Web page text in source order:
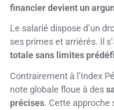
financier devient un
Le salarié dispose d’un
ses primes et arriérés. Il
totale sans limites
Contrairement à l’Index
note globale floue à des
précises. Cette approche